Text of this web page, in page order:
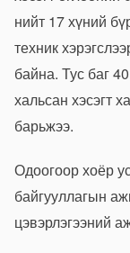
нийт 17 хүний
техник
байна. Тус баг
хальсан хэсэгт
барьжээ.
Одоогоор хоёр
байгууллагын
цэвэрлэгээний